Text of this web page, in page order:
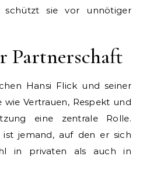
schützt sie vor unnötiger
Partnerschaft
Hansi Flick und seiner
Vertrauen, Respekt und
eine zentrale Rolle.
ist jemand, auf den er sich
in privaten als auch in